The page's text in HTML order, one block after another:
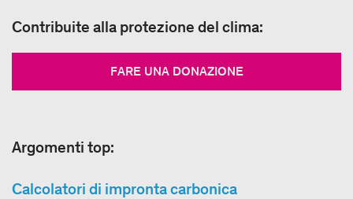
Contribuite alla protezione del clima:
FARE UNA DONAZIONE
Argomenti top:
Calcolatori di impronta carbonica